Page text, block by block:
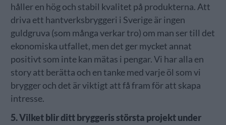
håller en hög och stabil kvalitet på produkterna. Att
driva ett hantverksbryggeri i Sverige är ingen
guldgruva (som många verkar tro) om man ser till det
ekonomiska utfallet, men det ger mycket annat
positivt som inte kan mätas i pengar. Vi har alla en
story att berätta och en tanke med varje öl som vi
brygger och det är viktigt att få fram för att skapa
intresse.
5. Vilket blir ditt bryggeris största projekt under